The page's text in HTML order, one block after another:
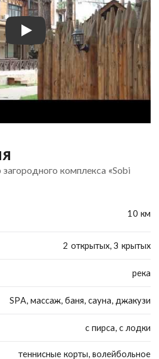
комплекса «Sobi
10 км
2 открытых, 3 крытых
река
SPA, массаж, баня, сауна, джакузи
с пирса, с лодки
теннисные корты, волейбольное